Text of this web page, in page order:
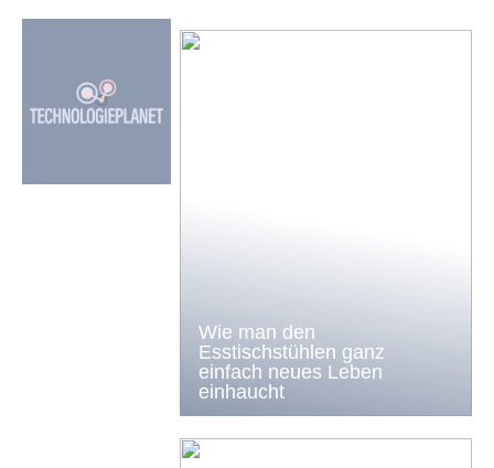
Wie man den
Esstischstühlen ganz
einfach neues Leben
einhaucht